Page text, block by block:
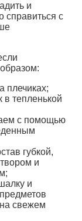
и
справиться с
плечиках;
тепленькой
с помощью
губкой,
и
и
свежем